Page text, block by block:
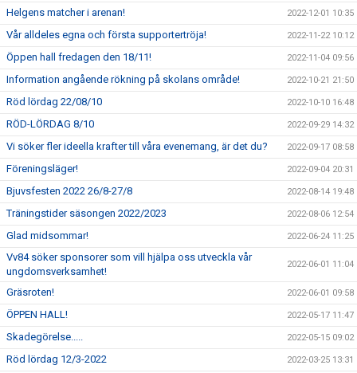
Helgens matcher i arenan! 2022-12-01 10:35
Vår alldeles egna och första supportertröja! 2022-11-22 10:12
Öppen hall fredagen den 18/11! 2022-11-04 09:56
Information angående rökning på skolans område! 2022-10-21 21:50
Röd lördag 22/08/10 2022-10-10 16:48
RÖD-LÖRDAG 8/10 2022-09-29 14:32
Vi söker fler ideella krafter till våra evenemang, är det du? 2022-09-17 08:58
Föreningsläger! 2022-09-04 20:31
Bjuvsfesten 2022 26/8-27/8 2022-08-14 19:48
Träningstider säsongen 2022/2023 2022-08-06 12:54
Glad midsommar! 2022-06-24 11:25
Vv84 söker sponsorer som vill hjälpa oss utveckla vår
ungdomsverksamhet!
2022-06-01 11:04
Gräsroten! 2022-06-01 09:58
ÖPPEN HALL! 2022-05-17 11:47
Skadegörelse..... 2022-05-15 09:02
Röd lördag 12/3-2022 2022-03-25 13:31